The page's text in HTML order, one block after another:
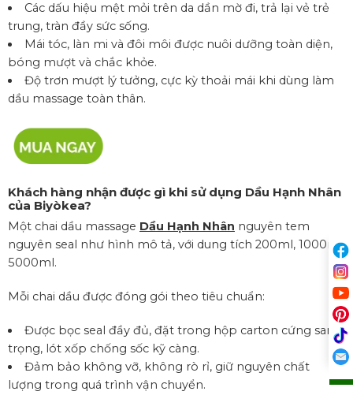
Các dấu hiệu mệt mỏi trên da dần mờ đi, trả lại vẻ trẻ
trung, tràn đầy sức sống.
Mái tóc, làn mi và đôi môi được nuôi dưỡng toàn diện,
bóng mượt và chắc khỏe.
Độ trơn mượt lý tưởng, cực kỳ thoải mái khi dùng làm
dầu massage toàn thân.
Khách hàng nhận được gì khi sử dụng Dầu Hạnh Nhân
của Biyòkea?
Một chai dầu massage Dầu Hạnh Nhân nguyên tem
nguyên seal như hình mô tả, với dung tích 200ml, 1000ml,
5000ml.
Mỗi chai dầu được đóng gói theo tiêu chuẩn:
Được bọc seal đầy đủ, đặt trong hộp carton cứng sang
trọng, lót xốp chống sốc kỹ càng.
Đảm bảo không vỡ, không rò rỉ, giữ nguyên chất
lượng trong quá trình vận chuyển.